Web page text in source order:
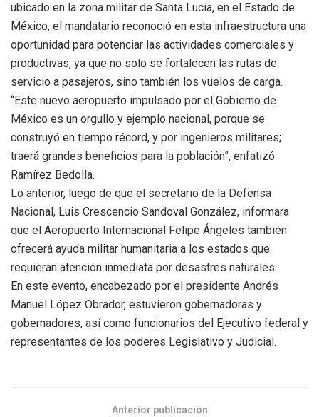
ubicado en la zona militar de Santa Lucía, en el Estado de
México, el mandatario reconoció en esta infraestructura una
oportunidad para potenciar las actividades comerciales y
productivas, ya que no solo se fortalecen las rutas de
servicio a pasajeros, sino también los vuelos de carga.
“Este nuevo aeropuerto impulsado por el Gobierno de
México es un orgullo y ejemplo nacional, porque se
construyó en tiempo récord, y por ingenieros militares;
traerá grandes beneficios para la población”, enfatizó
Ramírez Bedolla.
Lo anterior, luego de que el secretario de la Defensa
Nacional, Luis Crescencio Sandoval González, informara
que el Aeropuerto Internacional Felipe Ángeles también
ofrecerá ayuda militar humanitaria a los estados que
requieran atención inmediata por desastres naturales.
En este evento, encabezado por el presidente Andrés
Manuel López Obrador, estuvieron gobernadoras y
gobernadores, así como funcionarios del Ejecutivo federal y
representantes de los poderes Legislativo y Judicial.
Anterior publicación